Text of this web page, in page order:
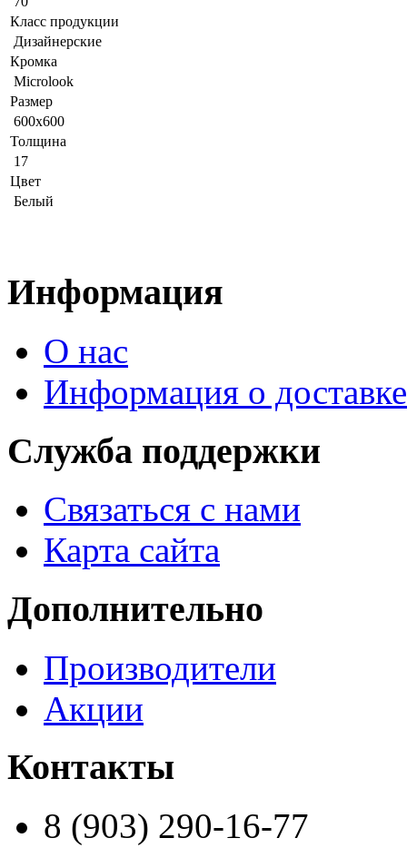
Класс продукции
Дизайнерские
Кромка
Microlook
Размер
600x600
Толщина
17
Цвет
Белый
Информация
О нас
Информация о доставке
Служба поддержки
Связаться с нами
Карта сайта
Дополнительно
Производители
Акции
Контакты
8 (903) 290-16-77